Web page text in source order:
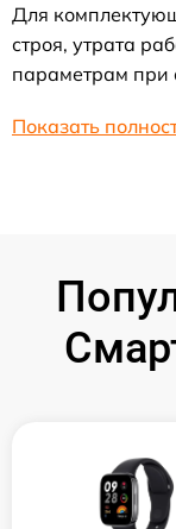
Для
строя, утрата
параметрам при
Показать